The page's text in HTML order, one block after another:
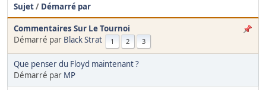
Sujet/ Démarré par
Commentaires Sur Le Tournoi
Démarré par Black Strat 1 2 3
Que penser du Floyd maintenant ?
Démarré par MP